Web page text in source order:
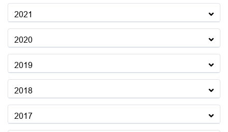
2021
2020
2019
2018
2017